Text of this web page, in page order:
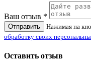
Ваш отзыв *
Отправить
Нажимая на
обработку своих
Оставить отзыв